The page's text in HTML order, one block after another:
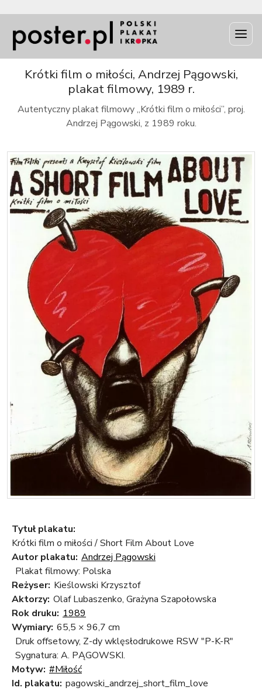
Krótki film o miłości, Andrzej Pągowski,
plakat filmowy, 1989 r.
Autentyczny plakat filmowy „Krótki film o miłości”, proj.
Andrzej Pągowski, z 1989 roku.
Tytuł plakatu:
Krótki film o miłości / Short Film About Love
Autor plakatu: Andrzej Pągowski
Plakat filmowy: Polska
Reżyser: Kieślowski Krzysztof
Aktorzy: Olaf Lubaszenko, Grażyna Szapołowska
Rok druku: 1989
Wymiary: 65,5 × 96,7 cm
Druk offsetowy, Z-dy wklęsłodrukowe RSW "P-K-R"
Sygnatura: A. PĄGOWSKI.
Motyw: #Miłość
Id. plakatu: pagowski_andrzej_short_film_love